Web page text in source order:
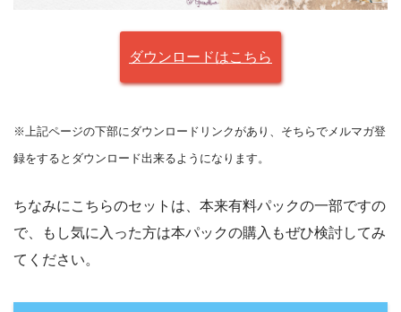
ダウンロードはこちら
※上記ページの下部にダウンロードリンクがあり、そちらでメルマガ登
録をするとダウンロード出来るようになります。
ちなみにこちらのセットは、本来有料パックの一部ですの
で、もし気に入った方は本パックの購入もぜひ検討してみ
てください。